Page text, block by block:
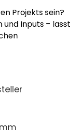
Projekts sein?
und Inputs – lasst